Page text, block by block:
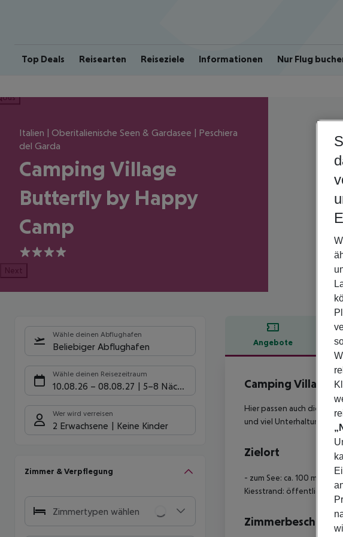
Top Deals Reisearten Reiseziele Informationen Nur Flug
Italien | Oberitalienische Seen & Gardasee | Peschiera
del Garda
Camping Village
Butterfly by Happy
Camp
4
Next
Wähle deinen Abflughafen
Beliebiger Abflughafen
Wähle deinen Reisezeitraum
10.08.26 – 08.08.27 5-8 Nächte
Wer wird verreisen
2 Erwachsene Keine Kinder
Zimmer & Verpflegung
Zimmertypen wählen
Angebote
Camping Village
Hier passen auch die
und viel Unterhaltung für
Zielort
- zum See: ca. 100 m -
Kiesstrand: öffentlich,